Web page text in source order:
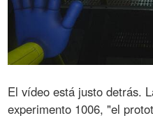
El vídeo está justo detrás.
experimento 1006, "el